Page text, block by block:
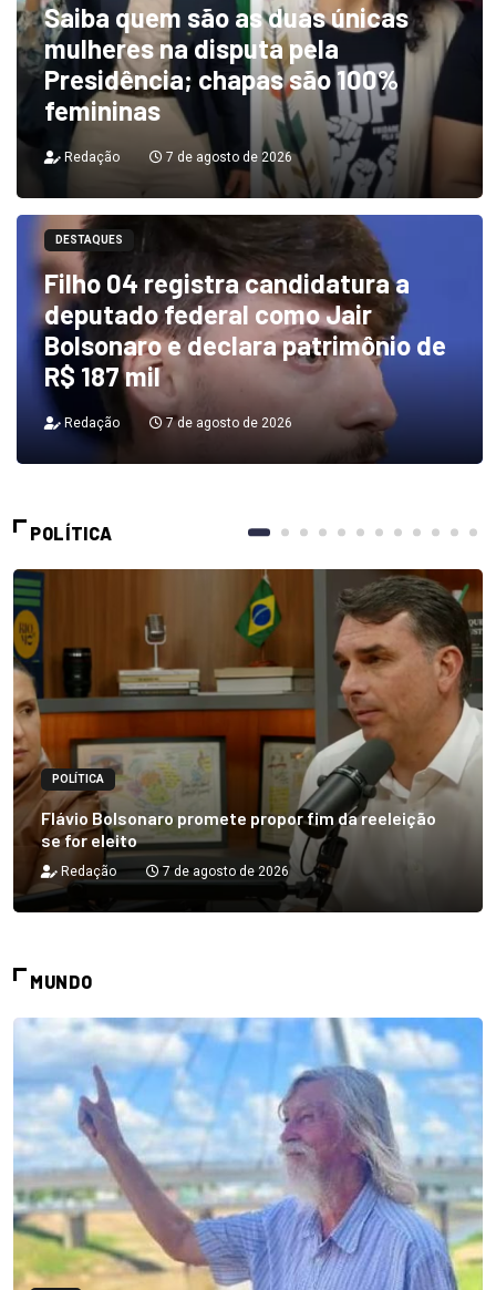
Saiba quem são as duas únicas
mulheres na disputa pela
Presidência; chapas são 100%
femininas
Redação 7 de agosto de 2026
DESTAQUES
Filho 04 registra candidatura a
deputado federal como Jair
Bolsonaro e declara patrimônio de
R$ 187 mil
Redação 7 de agosto de 2026
POLÍTICA
POLÍTICA
Flávio Bolsonaro promete propor fim da reeleição
se for eleito
Redação 7 de agosto de 2026
MUNDO